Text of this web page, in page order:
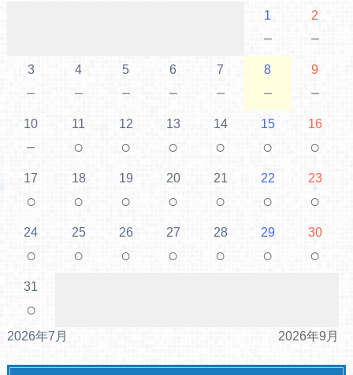
1
－
2
－
3
－
4
－
5
－
6
－
7
－
8
－
9
－
10
－
11
○
12
○
13
○
14
○
15
○
16
○
17
○
18
○
19
○
20
○
21
○
22
○
23
○
24
○
25
○
26
○
27
○
28
○
29
○
30
○
31
○
2026年7月 2026年9月